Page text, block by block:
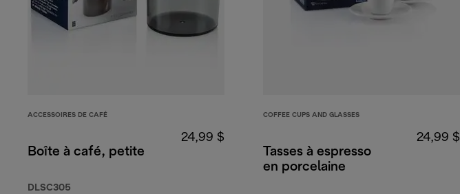
ACCESSOIRES DE CAFÉ
Boîte à café, petite
DLSC305
24,99 $
COFFEE CUPS AND GLASSES
Tasses à espresso
en porcelaine
24,99 $